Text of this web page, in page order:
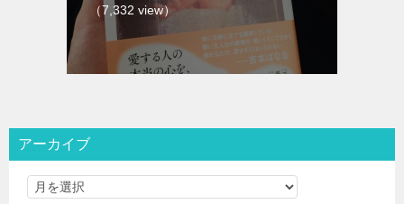
（7,332 view）
アーカイブ